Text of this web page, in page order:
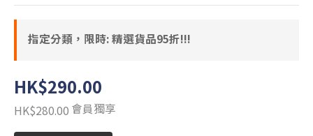
指定分類，限時: 精選貨品95折!!!
HK$290.00
HK$280.00 會員獨享